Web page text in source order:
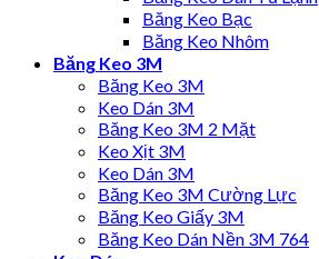
Băng Keo Bạc
Băng Keo Nhôm
Băng Keo 3M
Băng Keo 3M
Keo Dán 3M
Băng Keo 3M 2 Mặt
Keo Xịt 3M
Keo Dán 3M
Băng Keo 3M Cường Lực
Băng Keo Giấy 3M
Băng Keo Dán Nền 3M 764